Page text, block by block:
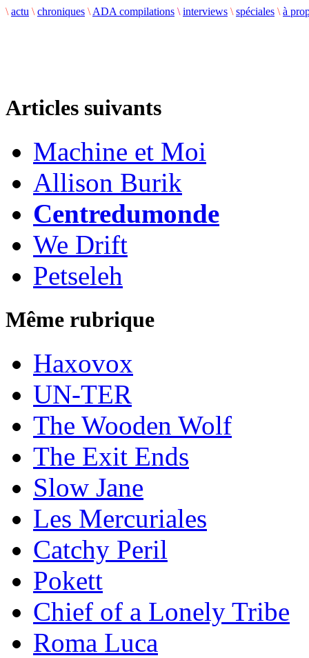
\ actu \ chroniques \ ADA compilations \ interviews \ spéciales \ à
Articles suivants
Machine et Moi
Allison Burik
Centredumonde
We Drift
Petseleh
Même rubrique
Haxovox
UN-TER
The Wooden Wolf
The Exit Ends
Slow Jane
Les Mercuriales
Catchy Peril
Pokett
Chief of a Lonely Tribe
Roma Luca